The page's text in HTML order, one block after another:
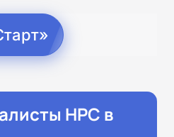
НРС в